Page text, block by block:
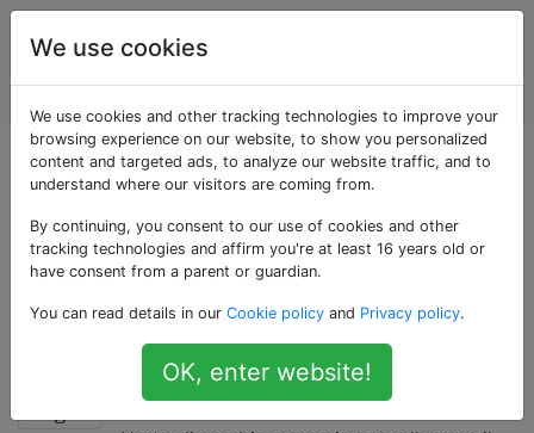
Manutenzione e
riparazione di
veicoli a motore
Domande taggate
«braking»
veicolo a motore.
Il downshifting (Frenatura del
motore) causa ulteriore usura?
We use cookies
We use cookies and other tracking technologies to improve your
browsing experience on our website, to show you personalized
content and targeted ads, to analyze our website traffic, and to
understand where our visitors are coming from.
By continuing, you consent to our use of cookies and other
tracking technologies and affirm you're at least 16 years old or
have consent from a parent or guardian.
You can read details in our Cookie policy and Privacy policy.
OK, enter website!